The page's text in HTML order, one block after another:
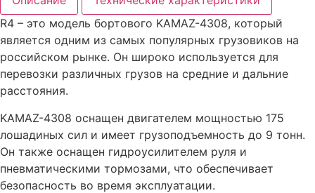
R4 – это модель бортового KAMAZ-4308, который
является одним из самых популярных грузовиков на
российском рынке. Он широко используется для
перевозки различных грузов на средние и дальние
расстояния.
KAMAZ-4308 оснащен двигателем мощностью 175
лошадиных сил и имеет грузоподъемность до 9 тонн.
Он также оснащен гидроусилителем руля и
пневматическими тормозами, что обеспечивает
безопасность во время эксплуатации.